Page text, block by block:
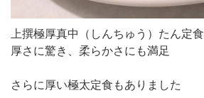
上撰極厚真中（しんちゅう）たん定食
厚さに驚き、柔らかさにも満足
さらに厚い極太定食もありました